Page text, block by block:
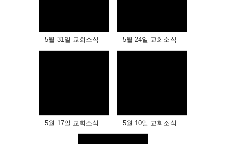
5월 31일 교회소식 5월 24일 교회소식
5월 17일 교회소식 5월 10일 교회소식